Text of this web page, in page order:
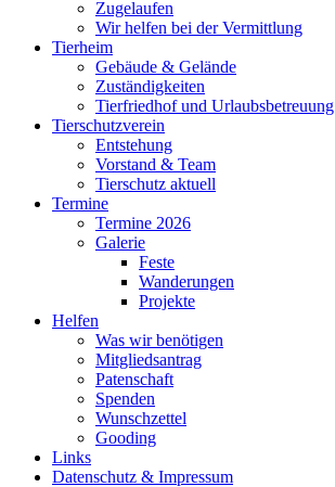
Zugelaufen
Wir helfen bei der Vermittlung
Tierheim
Gebäude & Gelände
Zuständigkeiten
Tierfriedhof und Urlaubsbetreuung
Tierschutzverein
Entstehung
Vorstand & Team
Tierschutz aktuell
Termine
Termine 2026
Galerie
Feste
Wanderungen
Projekte
Helfen
Was wir benötigen
Mitgliedsantrag
Patenschaft
Spenden
Wunschzettel
Gooding
Links
Datenschutz & Impressum